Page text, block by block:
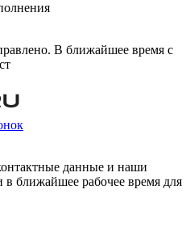
В ближайшее время с
данные и наши
ближайшее рабочее время для